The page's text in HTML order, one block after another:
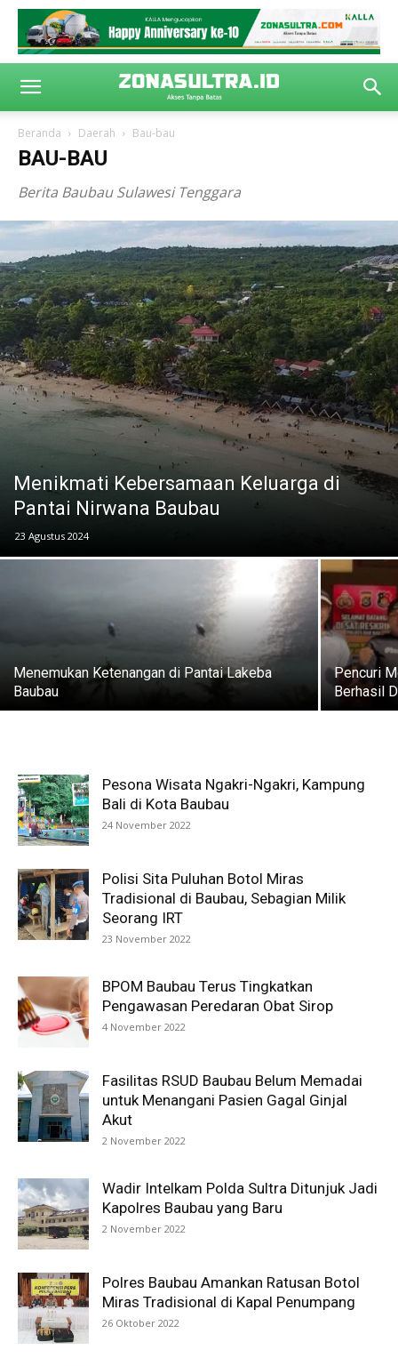
Beranda Daerah Bau-bau
BAU-BAU
Berita Baubau Sulawesi Tenggara
Menikmati Kebersamaan Keluarga di
Pantai Nirwana Baubau
23 Agustus 2024
Menemukan Ketenangan di Pantai Lakeba
Baubau
Pencuri
Berhasil
Pesona Wisata Ngakri-Ngakri, Kampung
Bali di Kota Baubau
24 November 2022
Polisi Sita Puluhan Botol Miras
Tradisional di Baubau, Sebagian Milik
Seorang IRT
23 November 2022
BPOM Baubau Terus Tingkatkan
Pengawasan Peredaran Obat Sirop
4 November 2022
Fasilitas RSUD Baubau Belum Memadai
untuk Menangani Pasien Gagal Ginjal
Akut
2 November 2022
Wadir Intelkam Polda Sultra Ditunjuk Jadi
Kapolres Baubau yang Baru
2 November 2022
Polres Baubau Amankan Ratusan Botol
Miras Tradisional di Kapal Penumpang
26 Oktober 2022